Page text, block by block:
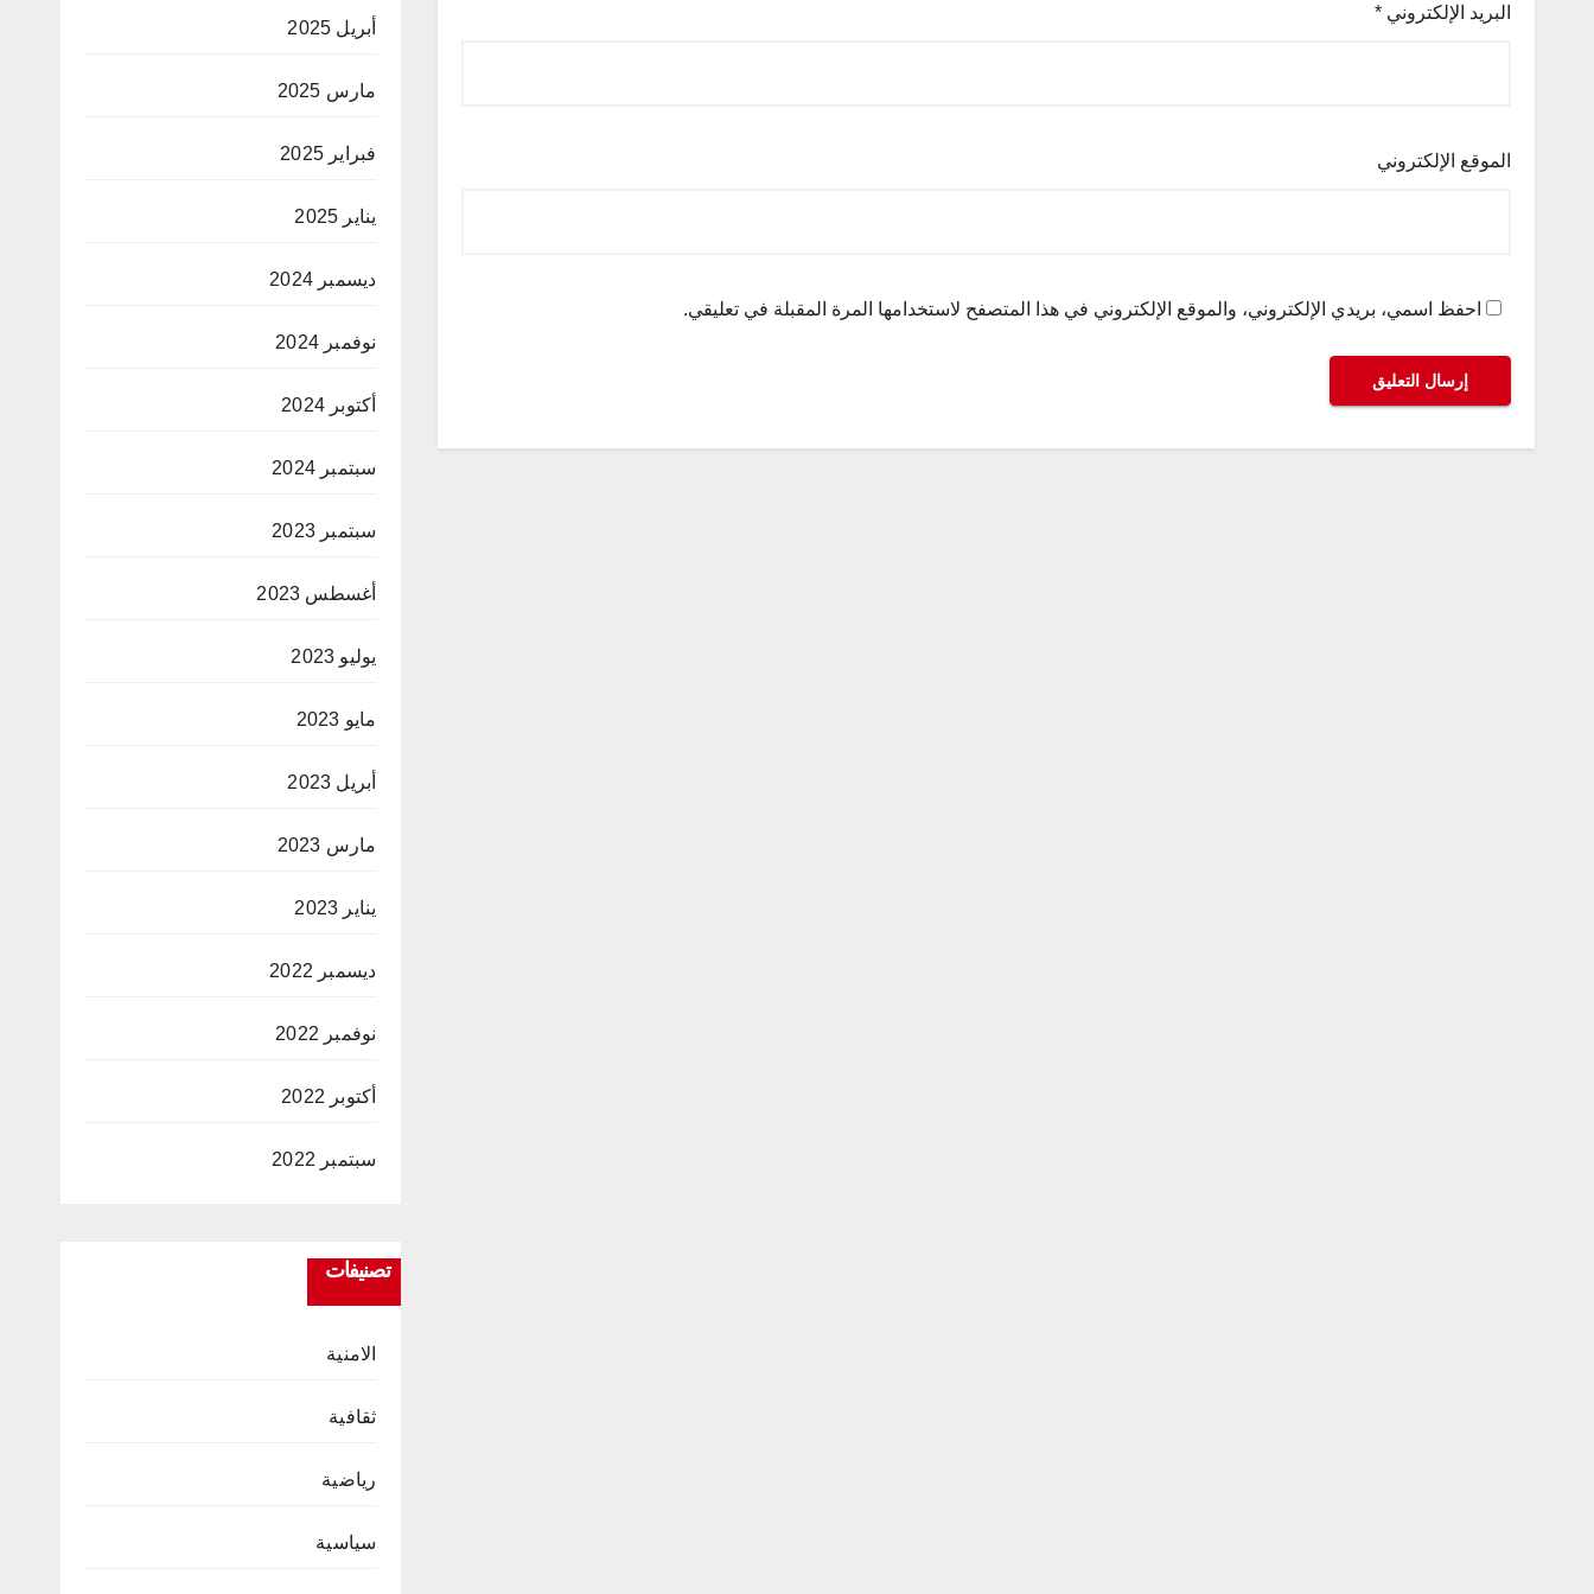
البريد الإلكتروني *
الموقع الإلكتروني
احفظ اسمي، بريدي الإلكتروني، والموقع الإلكتروني في هذا المتصفح لاستخدامها المرة المقبلة في تعليقي.
أبريل 2025
مارس 2025
فبراير 2025
يناير 2025
ديسمبر 2024
نوفمبر 2024
أكتوبر 2024
سبتمبر 2024
سبتمبر 2023
أغسطس 2023
يوليو 2023
مايو 2023
أبريل 2023
مارس 2023
يناير 2023
ديسمبر 2022
نوفمبر 2022
أكتوبر 2022
سبتمبر 2022
تصنيفات
الامنية
ثقافية
رياضية
سياسية